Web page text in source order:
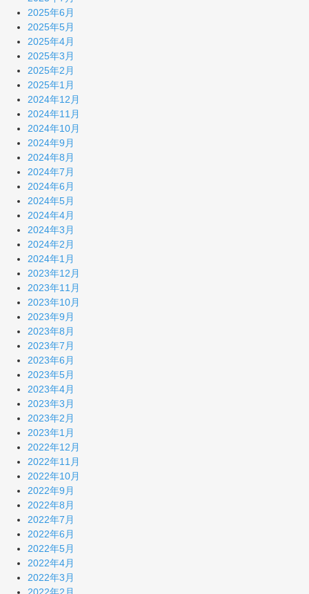
2025年6月
2025年5月
2025年4月
2025年3月
2025年2月
2025年1月
2024年12月
2024年11月
2024年10月
2024年9月
2024年8月
2024年7月
2024年6月
2024年5月
2024年4月
2024年3月
2024年2月
2024年1月
2023年12月
2023年11月
2023年10月
2023年9月
2023年8月
2023年7月
2023年6月
2023年5月
2023年4月
2023年3月
2023年2月
2023年1月
2022年12月
2022年11月
2022年10月
2022年9月
2022年8月
2022年7月
2022年6月
2022年5月
2022年4月
2022年3月